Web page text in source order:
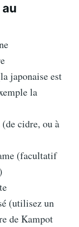
japonaise est
la
cidre, ou à
(facultatif
(utilisez un
de Kampot